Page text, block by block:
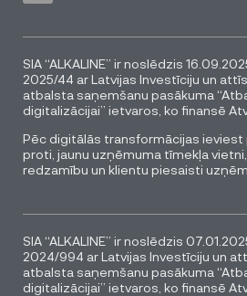
SIA “ALKALINE” ir noslēdzis
2025/44 ar Latvijas Investīciju un
atbalsta saņemšanu pasākuma
digitalizācijai” ietvaros, ko finansē
Pēc digitālās transformācijas ieviest
proti, jaunu uzņēmuma tīmekļa
redzamību un klientu piesaisti
SIA “ALKALINE” ir noslēdzis
2024/994 ar Latvijas Investīciju un
atbalsta saņemšanu pasākuma
digitalizācijai” ietvaros, ko finansē